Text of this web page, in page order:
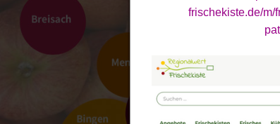
frischekiste.de/m/